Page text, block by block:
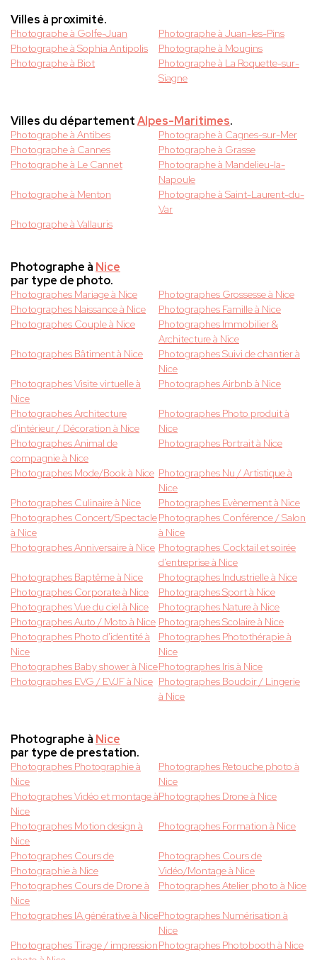
Villes à proximité.
Photographe à Golfe-Juan
Photographe à Juan-les-Pins
Photographe à Sophia Antipolis
Photographe à Mougins
Photographe à Biot
Photographe à La Roquette-sur-
Siagne
Villes du départementAlpes-Maritimes.
Photographe à Antibes
Photographe à Cagnes-sur-Mer
Photographe à Cannes
Photographe à Grasse
Photographe à Le Cannet
Photographe à Mandelieu-la-
Napoule
Photographe à Menton
Photographe à Saint-Laurent-du-
Var
Photographe à Vallauris
Photographe à Nice
par type de photo.
Photographes Mariage à Nice
Photographes Grossesse à Nice
Photographes Naissance à Nice
Photographes Famille à Nice
Photographes Couple à Nice
Photographes Immobilier &
Architecture à Nice
Photographes Bâtiment à Nice
Photographes Suivi de chantier à
Nice
Photographes Visite virtuelle à
Nice
Photographes Airbnb à Nice
Photographes Architecture
d'intérieur / Décoration à Nice
Photographes Photo produit à
Nice
Photographes Animal de
compagnie à Nice
Photographes Portrait à Nice
Photographes Mode/Book à Nice Photographes Nu / Artistique à
Nice
Photographes Culinaire à Nice
Photographes Evènement à Nice
Photographes Concert/Spectacle
à Nice
Photographes Conférence / Salon
à Nice
Photographes Anniversaire à Nice Photographes Cocktail et soirée
d'entreprise à Nice
Photographes Baptême à Nice
Photographes Industrielle à Nice
Photographes Corporate à Nice
Photographes Sport à Nice
Photographes Vue du ciel à Nice
Photographes Nature à Nice
Photographes Auto / Moto à Nice Photographes Scolaire à Nice
Photographes Photo d'identité à
Nice
Photographes Photothérapie à
Nice
Photographes Baby shower à NicePhotographes Iris à Nice
Photographes EVG / EVJF à Nice Photographes Boudoir / Lingerie
à Nice
Photographe à Nice
par type de prestation.
Photographes Photographie à
Nice
Photographes Retouche photo à
Nice
Photographes Vidéo et montage à
Nice
Photographes Drone à Nice
Photographes Motion design à
Nice
Photographes Formation à Nice
Photographes Cours de
Photographie à Nice
Photographes Cours de
Vidéo/Montage à Nice
Photographes Cours de Drone à
Nice
Photographes Atelier photo à Nice
Photographes IA générative à NicePhotographes Numérisation à
Nice
Photographes Tirage / impressionPhotographes Photobooth à Nice